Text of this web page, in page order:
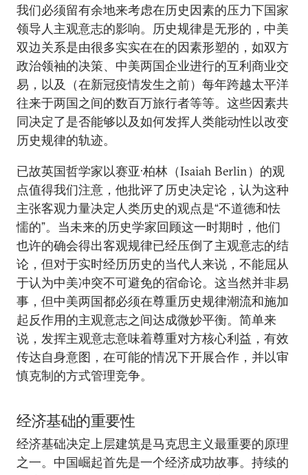
我们必须留有余地来考虑在历史因素的压力下国家
领导人主观意志的影响。历史规律是无形的，中美
双边关系是由很多实实在在的因素形塑的，如双方
政治领袖的决策、中美两国企业进行的互利商业交
易，以及（在新冠疫情发生之前）每年跨越太平洋
往来于两国之间的数百万旅行者等等。这些因素共
同决定了是否能够以及如何发挥人类能动性以改变
历史规律的轨迹。
已故英国哲学家以赛亚·柏林（Isaiah Berlin）的观
点值得我们注意，他批评了历史决定论，认为这种
主张客观力量决定人类历史的观点是“不道德和怯
懦的”。当未来的历史学家回顾这一时期时，他们
也许的确会得出客观规律已经压倒了主观意志的结
论，但对于实时经历历史的当代人来说，不能屈从
于认为中美冲突不可避免的宿命论。这当然并非易
事，但中美两国都必须在尊重历史规律潮流和施加
起反作用的主观意志之间达成微妙平衡。简单来
说，发挥主观意志意味着尊重对方核心利益，有效
传达自身意图，在可能的情况下开展合作，并以审
慎克制的方式管理竞争。
经济基础的重要性
经济基础决定上层建筑是马克思主义最重要的原理
之一。中国崛起首先是一个经济成功故事。持续的